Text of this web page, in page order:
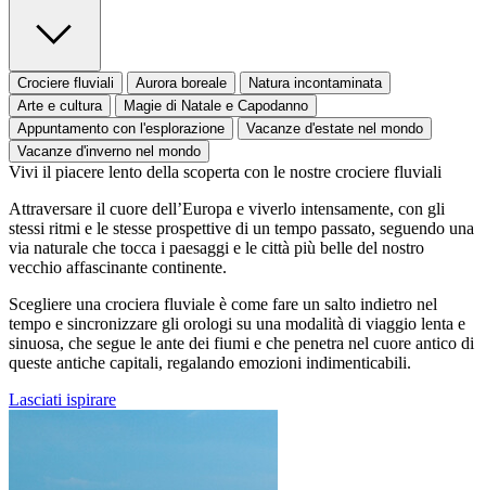
Crociere fluviali Aurora boreale
Natura incontaminata
Arte e cultura
Magie di Natale e Capodanno
Appuntamento con l'esplorazione
Vacanze d'estate nel mondo
Vacanze d'inverno nel mondo
Vivi il piacere lento della scoperta con le nostre crociere fluviali
Attraversare il cuore dell’Europa e viverlo intensamente, con gli
stessi ritmi e le stesse prospettive di un tempo passato, seguendo una
via naturale che tocca i paesaggi e le città più belle del nostro
vecchio affascinante continente.
Scegliere una crociera fluviale è come fare un salto indietro nel
tempo e sincronizzare gli orologi su una modalità di viaggio lenta e
sinuosa, che segue le ante dei fiumi e che penetra nel cuore antico di
queste antiche capitali, regalando emozioni indimenticabili.
Lasciati ispirare